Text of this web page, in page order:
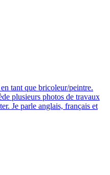
tant que bricoleur/peintre.
plusieurs photos de travaux
Je parle anglais, français et